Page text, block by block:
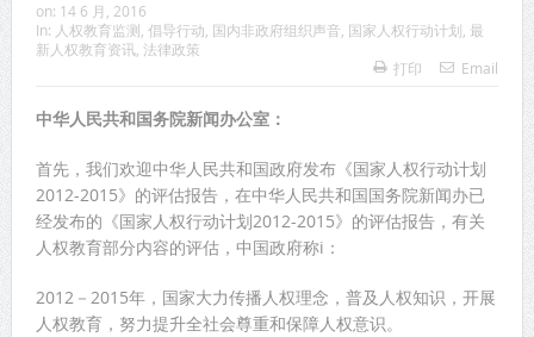
on: 14 6 月, 2016
In: 人权教育监测 倡导行动 国内非政府组织声音 国家人权行动计划 最
新人权教育资讯, 法律政策
打印
Email
中华人民共和国务院新闻办公室：
首先，我们欢迎中华人民共和国政府发布《国家人权行动计划
2012-2015》的评估报告，在中华人民共和国国务院新闻办已
经发布的《国家人权行动计划2012-2015》的评估报告，有关
人权教育部分内容的评估，中国政府称i：
2012－2015年，国家大力传播人权理念，普及人权知识，开展
人权教育，努力提升全社会尊重和保障人权意识。